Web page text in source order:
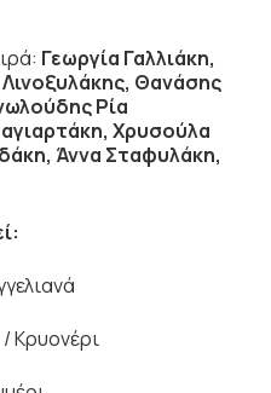
Γεωργία Γαλλιάκη,
Θανάσης
Ρία
Χρυσούλα
Άννα Σταφυλάκη,
Κρυονέρι